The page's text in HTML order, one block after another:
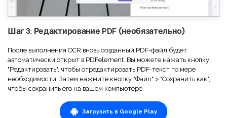
Шаг 3: Редактирование PDF (необязательно)
После выполнения OCR вновь созданный PDF-файл будет
автоматически открыт в PDFelement. Вы можете нажать кнопку
"Редактировать", чтобы отредактировать PDF-текст по мере
необходимости. Затем нажмите кнопку "Файл" > "Сохранить как",
чтобы сохранить его на вашем компьютере.
Загрузить в Google Play